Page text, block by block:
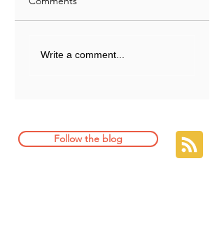
(乳酸発酵)
Write a comment...
Follow the blog